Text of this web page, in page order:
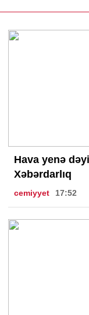
Hava yenə
Xəbərdarlıq
cemiyyet 17:52